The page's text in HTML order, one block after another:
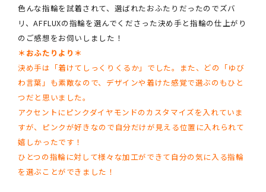
色んな指輪を試着されて、選ばれたおふたりだったのでズバ
リ、AFFLUXの指輪を選んでくださった決め手と指輪の仕上がり
のご感想をお伺いしました！
＊おふたりより＊
決め手は「着けてしっくりくるか」でした。また、どの「ゆび
わ言葉」も素敵なので、デザインや着けた感覚で選ぶのもひと
つだと思いました。
アクセントにピンクダイヤモンドのカスタマイズを入れていま
すが、ピンクが好きなので自分だけが見える位置に入れられて
嬉しかったです！
ひとつの指輪に対して様々な加工ができて自分の気に入る指輪
を選ぶことができました！